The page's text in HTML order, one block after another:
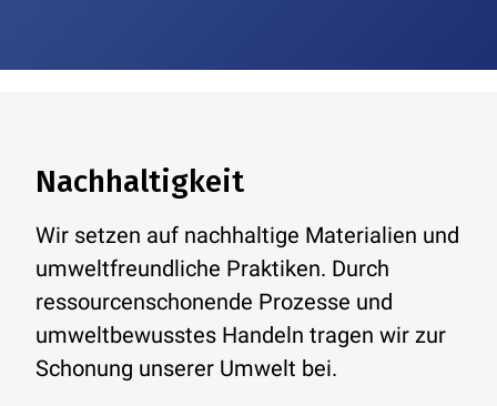
Nachhaltigkeit
Wir setzen auf nachhaltige Materialien und
umweltfreundliche Praktiken. Durch
ressourcenschonende Prozesse und
umweltbewusstes Handeln tragen wir zur
Schonung unserer Umwelt bei.